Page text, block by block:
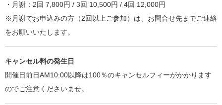
・月謝：2回 7,800円 / 3回 10,500円 / 4回 12,000円
※月謝でお申込みの方（2回以上ご参加）は、お問合せ先までご連絡
をお願いいたします。
キャンセル料の発生日
開催日前日AM10:00以降は100％のキャンセルフィーがかかります
のでご注意くださいませ。